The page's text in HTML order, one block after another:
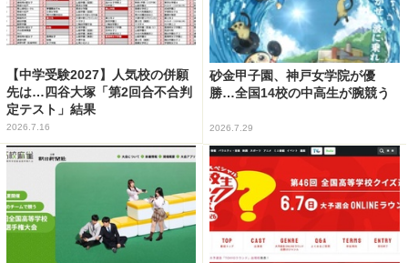
【中学受験2027】人気校の併願
先は…四谷大塚「第2回合不合判
定テスト」結果
2026.7.16
砂金甲子園、神戸女学院が優
勝…全国14校の中高生が腕競う
2026.7.29